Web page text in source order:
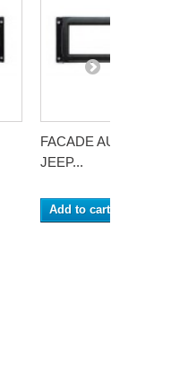
FACADE AUTORADIO
JEEP...
Add to cart